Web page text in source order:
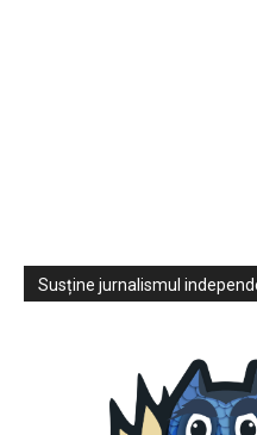
Sondaje
Video
Susține jurnalismul